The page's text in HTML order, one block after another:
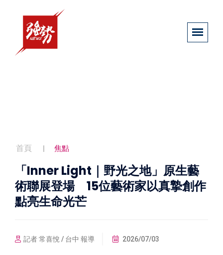
首頁 焦點
「Inner Light｜野光之地」原生藝
術聯展登場 15位藝術家以真摯創作
點亮生命光芒
記者 常喜悅 / 台中 報導 2026/07/03